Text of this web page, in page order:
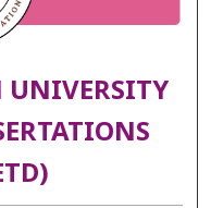
UNIVERSITY